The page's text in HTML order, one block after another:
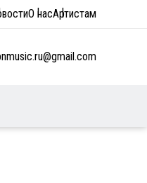
О насАртистам